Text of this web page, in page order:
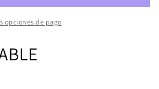
opciones de pago